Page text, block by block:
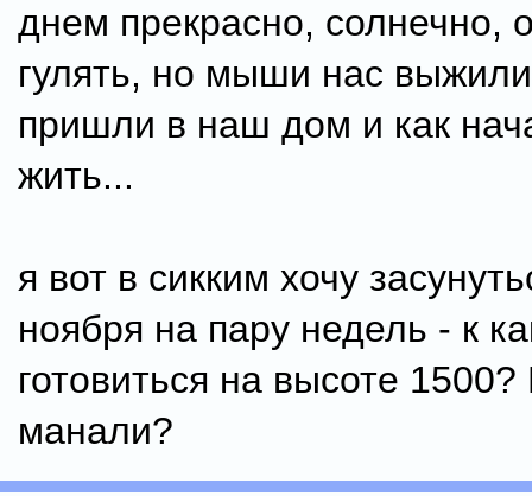
днем прекрасно, солнечно,
гулять, но мыши нас
пришли в наш дом и как
жить...
я вот в сикким хочу
ноября на пару недель - к
готовиться на высоте 1500?
манали?